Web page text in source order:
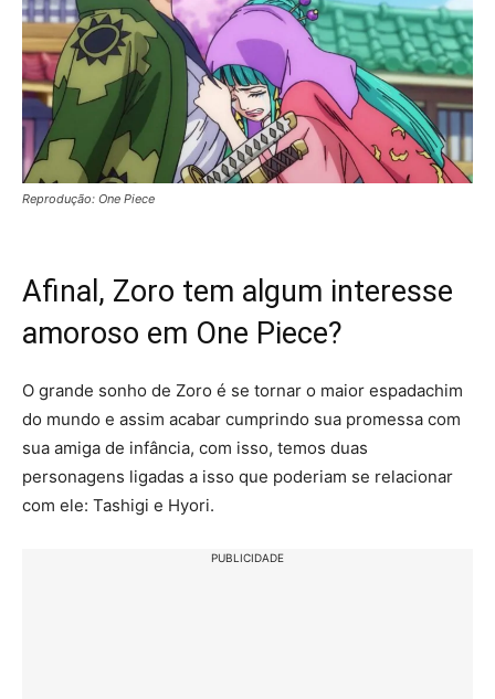
Reprodução: One Piece
Afinal, Zoro tem algum interesse
amoroso em One Piece?
O grande sonho de Zoro é se tornar o maior espadachim
do mundo e assim acabar cumprindo sua promessa com
sua amiga de infância, com isso, temos duas
personagens ligadas a isso que poderiam se relacionar
com ele: Tashigi e Hyori.
PUBLICIDADE